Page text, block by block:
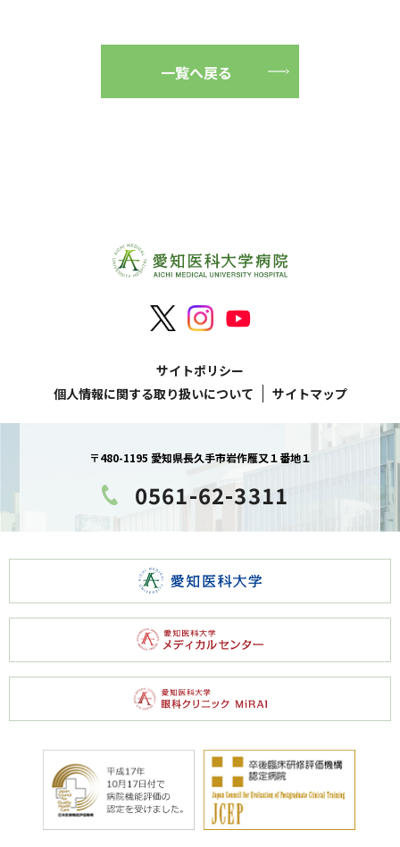
一覧へ戻る
サイトポリシー
個人情報に関する取り扱いについて
サイトマップ
〒480-1195 愛知県長久手市岩作雁又１番地１
0561-62-3311